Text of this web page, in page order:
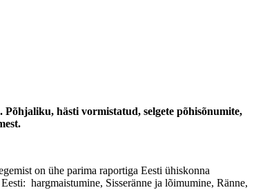
hästi vormistatud, selgete põhisõnumite,
on ühe parima raportiga Eesti ühiskonna
hargmaistumine, Sisseränne ja lõimumine, Ränne,